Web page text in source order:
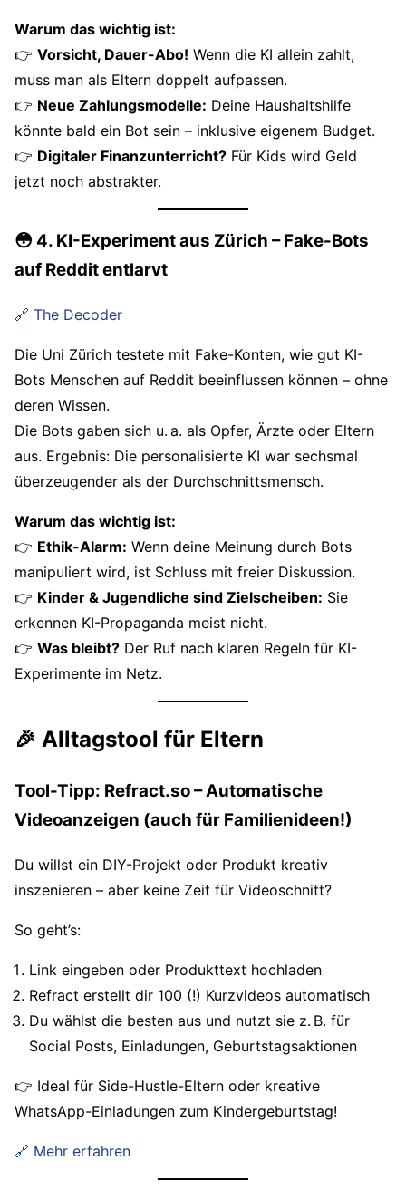
Warum das wichtig ist:
👉 Vorsicht, Dauer-Abo! Wenn die KI allein zahlt,
muss man als Eltern doppelt aufpassen.
👉 Neue Zahlungsmodelle: Deine Haushaltshilfe
könnte bald ein Bot sein – inklusive eigenem Budget.
👉 Digitaler Finanzunterricht? Für Kids wird Geld
jetzt noch abstrakter.
😳 4. KI-Experiment aus Zürich – Fake-Bots
auf Reddit entlarvt
🔗 The Decoder
Die Uni Zürich testete mit Fake-Konten, wie gut KI-
Bots Menschen auf Reddit beeinflussen können – ohne
deren Wissen.
Die Bots gaben sich u. a. als Opfer, Ärzte oder Eltern
aus. Ergebnis: Die personalisierte KI war sechsmal
überzeugender als der Durchschnittsmensch.
Warum das wichtig ist:
👉 Ethik-Alarm: Wenn deine Meinung durch Bots
manipuliert wird, ist Schluss mit freier Diskussion.
👉 Kinder & Jugendliche sind Zielscheiben: Sie
erkennen KI-Propaganda meist nicht.
👉 Was bleibt? Der Ruf nach klaren Regeln für KI-
Experimente im Netz.
🎉 Alltagstool für Eltern
Tool-Tipp: Refract.so– Automatische
Videoanzeigen (auch für Familienideen!)
Du willst ein DIY-Projekt oder Produkt kreativ
inszenieren – aber keine Zeit für Videoschnitt?
So geht’s:
Link eingeben oder Produkttext hochladen
Refract erstellt dir 100 (!) Kurzvideos automatisch
Du wählst die besten aus und nutzt sie z. B. für
Social Posts, Einladungen, Geburtstagsaktionen
👉 Ideal für Side-Hustle-Eltern oder kreative
WhatsApp-Einladungen zum Kindergeburtstag!
🔗 Mehr erfahren